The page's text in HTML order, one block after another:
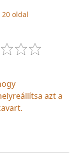
20 oldal
azt a